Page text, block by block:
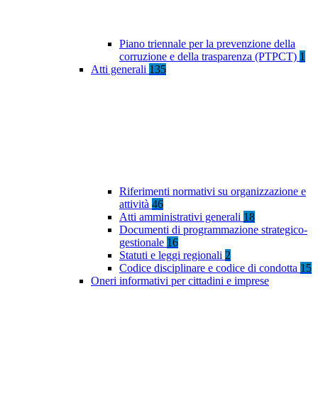
Piano triennale per la prevenzione della
corruzione e della trasparenza (PTPCT) 1
Atti generali 135
Riferimenti normativi su organizzazione e
attività 46
Atti amministrativi generali 18
Documenti di programmazione strategico-
gestionale 16
Statuti e leggi regionali 2
Codice disciplinare e codice di condotta 15
Oneri informativi per cittadini e imprese